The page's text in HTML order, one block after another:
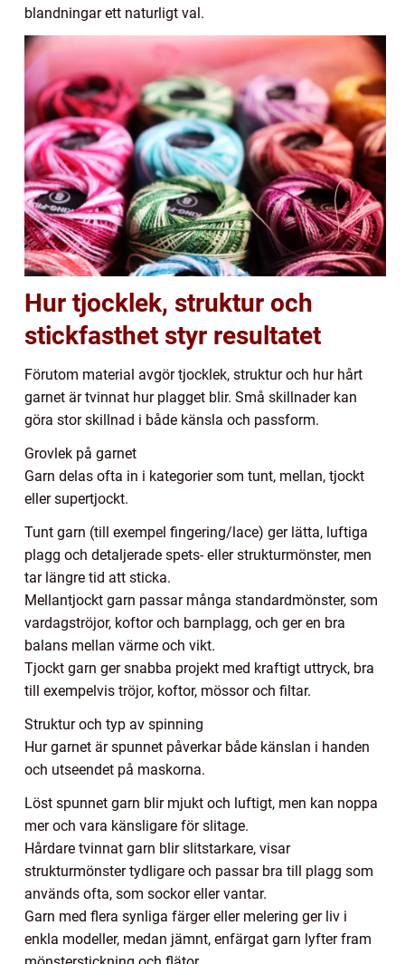
blandningar ett naturligt val.
Hur tjocklek, struktur och
stickfasthet styr resultatet
Förutom material avgör tjocklek, struktur och hur hårt
garnet är tvinnat hur plagget blir. Små skillnader kan
göra stor skillnad i både känsla och passform.
Grovlek på garnet
Garn delas ofta in i kategorier som tunt, mellan, tjockt
eller supertjockt.
Tunt garn (till exempel fingering/lace) ger lätta, luftiga
plagg och detaljerade spets- eller strukturmönster, men
tar längre tid att sticka.
Mellantjockt garn passar många standardmönster, som
vardagströjor, koftor och barnplagg, och ger en bra
balans mellan värme och vikt.
Tjockt garn ger snabba projekt med kraftigt uttryck, bra
till exempelvis tröjor, koftor, mössor och filtar.
Struktur och typ av spinning
Hur garnet är spunnet påverkar både känslan i handen
och utseendet på maskorna.
Löst spunnet garn blir mjukt och luftigt, men kan noppa
mer och vara känsligare för slitage.
Hårdare tvinnat garn blir slitstarkare, visar
strukturmönster tydligare och passar bra till plagg som
används ofta, som sockor eller vantar.
Garn med flera synliga färger eller melering ger liv i
enkla modeller, medan jämnt, enfärgat garn lyfter fram